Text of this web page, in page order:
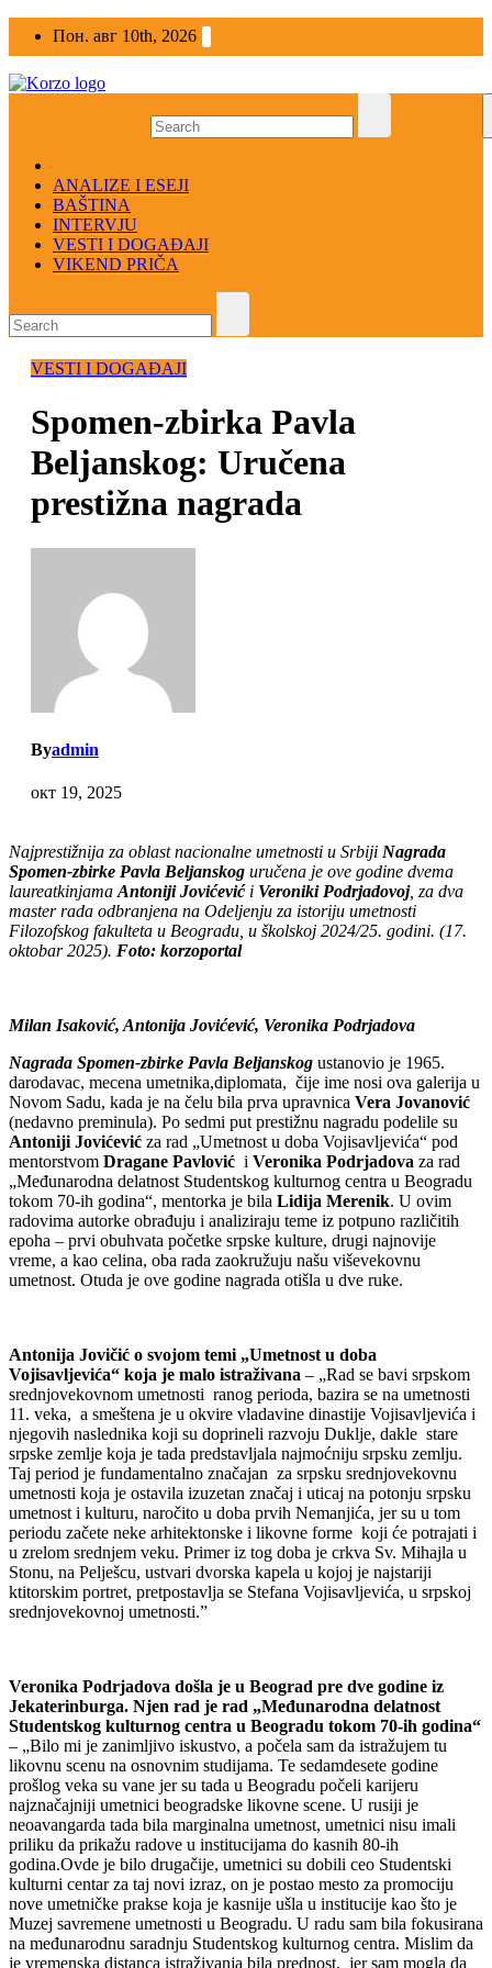
Пон. авг 10th, 2026
ANALIZE I ESEJI
BAŠTINA
INTERVJU
VESTI I DOGAĐAJI
VIKEND PRIČA
VESTI I DOGAĐAJI
Spomen-zbirka Pavla
Beljanskog: Uručena
prestižna nagrada
Byadmin
окт 19, 2025
Najprestižnija za oblast nacionalne umetnosti u Srbiji Nagrada
Spomen-zbirke Pavla Beljanskog uručena je ove godine dvema
laureatkinjamaAntoniji Jovićević i Veroniki Podrjadovoj, za dva
master rada odbranjena na Odeljenju za istoriju umetnosti
Filozofskog fakulteta u Beogradu, u školskoj 2024/25. godini. (17.
oktobar 2025). Foto: korzoportal
Milan Isaković, Antonija Jovićević, Veronika Podrjadova
Nagrada Spomen-zbirke Pavla Beljanskog ustanovio je 1965.
darodavac, mecena umetnika,diplomata, čije ime nosi ova galerija u
Novom Sadu, kada je na čelu bila prva upravnica Vera Jovanović
(nedavno preminula). Po sedmi put prestižnu nagradu podelile su
Antoniji Jovićević za rad „Umetnost u doba Vojisavljevića“ pod
mentorstvom Dragane Pavlović i Veronika Podrjadova za rad
„Međunarodna delatnost Studentskog kulturnog centra u Beogradu
tokom 70-ih godina“, mentorka je bila Lidija Merenik. U ovim
radovima autorke obrađuju i analiziraju teme iz potpuno različitih
epoha – prvi obuhvata početke srpske kulture, drugi najnovije
vreme, a kao celina, oba rada zaokružuju našu viševekovnu
umetnost. Otuda je ove godine nagrada otišla u dve ruke.
Antonija Jovičić o svojom temi „Umetnost u doba
Vojisavljevića“ koja je malo istraživana – „Rad se bavi srpskom
srednjovekovnom umetnosti ranog perioda, bazira se na umetnosti
11. veka, a smeštena je u okvire vladavine dinastije Vojisavljevića i
njegovih naslednika koji su doprineli razvoju Duklje, dakle stare
srpske zemlje koja je tada predstavljala najmoćniju srpsku zemlju.
Taj period je fundamentalno značajan za srpsku srednjovekovnu
umetnosti koja je ostavila izuzetan značaj i uticaj na potonju srpsku
umetnost i kulturu, naročito u doba prvih Nemanjića, jer su u tom
periodu začete neke arhitektonske i likovne forme koji će potrajati i
u zrelom srednjem veku. Primer iz tog doba je crkva Sv. Mihajla u
Stonu, na Pelješcu, ustvari dvorska kapela u kojoj je najstariji
ktitorskim portret, pretpostavlja se Stefana Vojisavljevića, u srpskoj
srednjovekovnoj umetnosti.”
Veronika Podrjadova došla je u Beograd pre dve godine iz
Jekaterinburga. Njen rad je rad „Međunarodna delatnost
Studentskog kulturnog centra u Beogradu tokom 70-ih godina“
– „Bilo mi je zanimljivo iskustvo, a počela sam da istražujem tu
likovnu scenu na osnovnim studijama. Te sedamdesete godine
prošlog veka su vane jer su tada u Beogradu počeli karijeru
najznačajniji umetnici beogradske likovne scene. U rusiji je
neoavangarda tada bila marginalna umetnost, umetnici nisu imali
priliku da prikažu radove u institucijama do kasnih 80-ih
godina.Ovde je bilo drugačije, umetnici su dobili ceo Studentski
kulturni centar za taj novi izraz, on je postao mesto za promociju
nove umetničke prakse koja je kasnije ušla u institucije kao što je
Muzej savremene umetnosti u Beogradu. U radu sam bila fokusirana
na međunarodnu saradnju Studentskog kulturnog centra. Mislim da
je vremenska distanca istraživanja bila prednost, jer sam mogla da